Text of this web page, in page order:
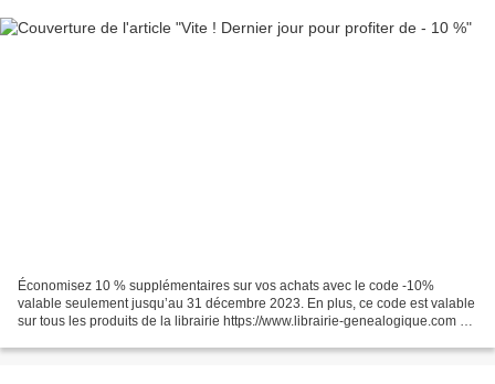
Économisez 10 % supplémentaires sur vos achats avec le code -10%
valable seulement jusqu’au 31 décembre 2023. En plus, ce code est valable
sur tous les produits de la librairie https://www.librairie-genealogique.com Et